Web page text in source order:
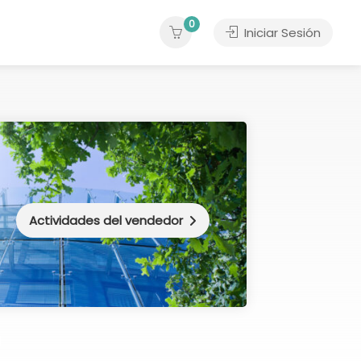
0
Iniciar Sesión
Actividades del vendedor